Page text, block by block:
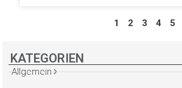
1 2 3 4 5
KATEGORIEN
Allgemein